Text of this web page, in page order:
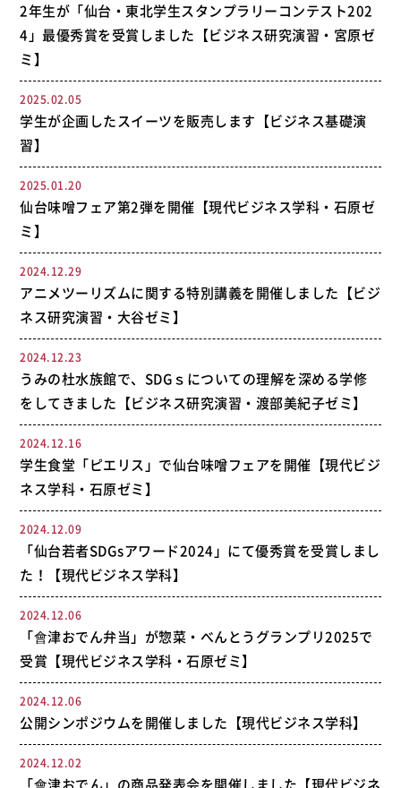
2年生が「仙台・東北学生スタンプラリーコンテスト202
4」最優秀賞を受賞しました【ビジネス研究演習・宮原ゼ
ミ】
2025.02.05
学生が企画したスイーツを販売します【ビジネス基礎演
習】
2025.01.20
仙台味噌フェア第2弾を開催【現代ビジネス学科・石原ゼ
ミ】
2024.12.29
アニメツーリズムに関する特別講義を開催しました【ビジ
ネス研究演習・大谷ゼミ】
2024.12.23
うみの杜水族館で、SDGｓについての理解を深める学修
をしてきました【ビジネス研究演習・渡部美紀子ゼミ】
2024.12.16
学生食堂「ピエリス」で仙台味噌フェアを開催【現代ビジ
ネス学科・石原ゼミ】
2024.12.09
「仙台若者SDGsアワード2024」にて優秀賞を受賞しまし
た！【現代ビジネス学科】
2024.12.06
「會津おでん弁当」が惣菜・べんとうグランプリ2025で
受賞【現代ビジネス学科・石原ゼミ】
2024.12.06
公開シンポジウムを開催しました【現代ビジネス学科】
2024.12.02